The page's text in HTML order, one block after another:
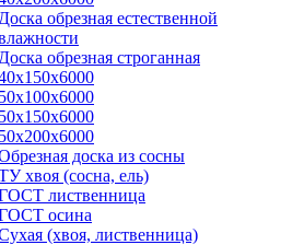
Доска обрезная естественной
Доска обрезная строганная
50х100х6000
50х150х6000
50х200х6000
доска из сосны
хвоя (сосна, ель)
лиственница
осина
(хвоя, лиственница)